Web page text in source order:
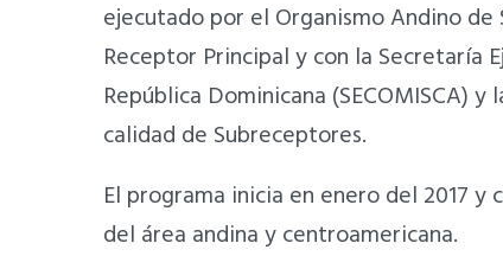
ejecutado por el Organismo Andino de
Receptor Principal y con la Secretaría
República Dominicana (SECOMISCA)
calidad de Subreceptores.
El programa inicia en enero del 2017
del área andina y centroamericana.